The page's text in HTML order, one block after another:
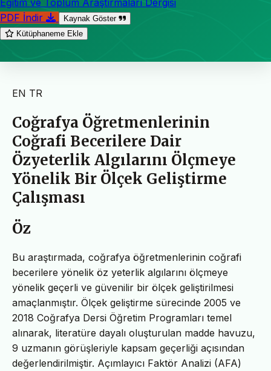
Eğitim ve Toplum Araştırmaları Dergisi
PDF İndir
Kaynak Göster
Kütüphaneme Ekle
EN TR
Coğrafya Öğretmenlerinin
Coğrafi Becerilere Dair
Özyeterlik Algılarını Ölçmeye
Yönelik Bir Ölçek Geliştirme
Çalışması
Öz
Bu araştırmada, coğrafya öğretmenlerinin coğrafi
becerilere yönelik öz yeterlik algılarını ölçmeye
yönelik geçerli ve güvenilir bir ölçek geliştirilmesi
amaçlanmıştır. Ölçek geliştirme sürecinde 2005 ve
2018 Coğrafya Dersi Öğretim Programları temel
alınarak, literatüre dayalı oluşturulan madde havuzu,
9 uzmanın görüşleriyle kapsam geçerliği açısından
değerlendirilmiştir. Açımlayıcı Faktör Analizi (AFA)